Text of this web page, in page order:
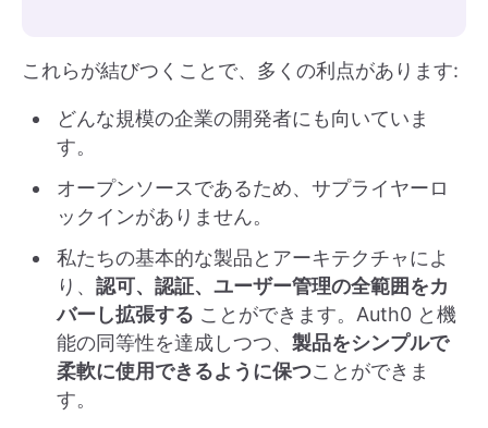
これらが結びつくことで、多くの利点があります:
どんな規模の企業の開発者にも向いていま
す。
オープンソースであるため、サプライヤーロ
ックインがありません。
私たちの基本的な製品とアーキテクチャによ
り、 認可、認証、ユーザー管理の全範囲をカ
バーし拡張する ことができます。Auth0 と機
能の同等性を達成しつつ、 製品をシンプルで
柔軟に使用できるように保つことができま
す。